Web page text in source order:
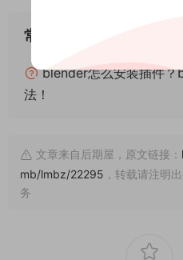
常见问题
blender怎么安装插件？
法！
文章来自后期屋，原文链接：
mb/lmbz/22295 ，转载请注明
务